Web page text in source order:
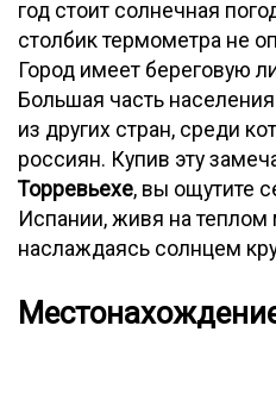
год стоит солнечная
столбик термометра не
Город имеет береговую
Большая часть
из других стран, среди
россиян. Купив эту
Торревьехе, вы ощутите
Испании, живя на
наслаждаясь солнцем